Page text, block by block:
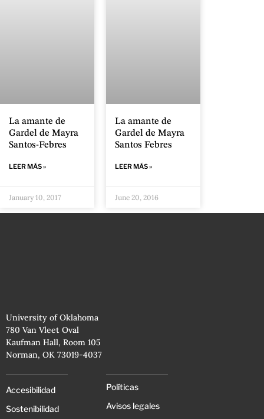
La amante de
Gardel de Mayra
Santos-Febres
LEER MÁS »
January 10, 2017
La amante de
Gardel de Mayra
Santos Febres
LEER MÁS »
June 20, 2016
University of Oklahoma
780 Van Vleet Oval
Kaufman Hall, Room 105
Norman, OK 73019-4037
Accesibilidad
Sostenibilidad
Políticas
Avisos legales